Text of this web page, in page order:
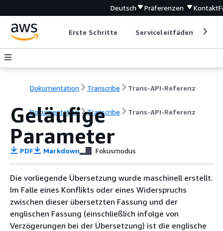
Deutsch Präferenzen Kontakt
Erste Schritte Serviceleitfäden
Dokumentation Transcribe Trans-API-Referenz
Dokumentation Transcribe Trans-API-Referenz
Geläufige
Parameter
PDF Markdown Fokusmodus
Die vorliegende Übersetzung wurde maschinell erstellt.
Im Falle eines Konflikts oder eines Widerspruchs
zwischen dieser übersetzten Fassung und der
englischen Fassung (einschließlich infolge von
Verzögerungen bei der Übersetzung) ist die englische